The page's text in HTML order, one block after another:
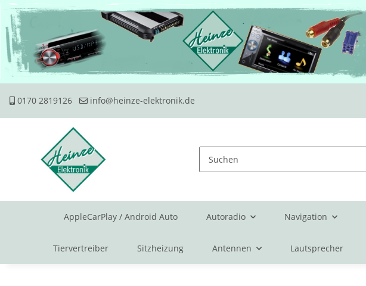
0170 2819126 info@heinze-elektronik.de
AppleCarPlay / Android Auto Autoradio Navigation
Tiervertreiber Sitzheizung Antennen Lautsprecher